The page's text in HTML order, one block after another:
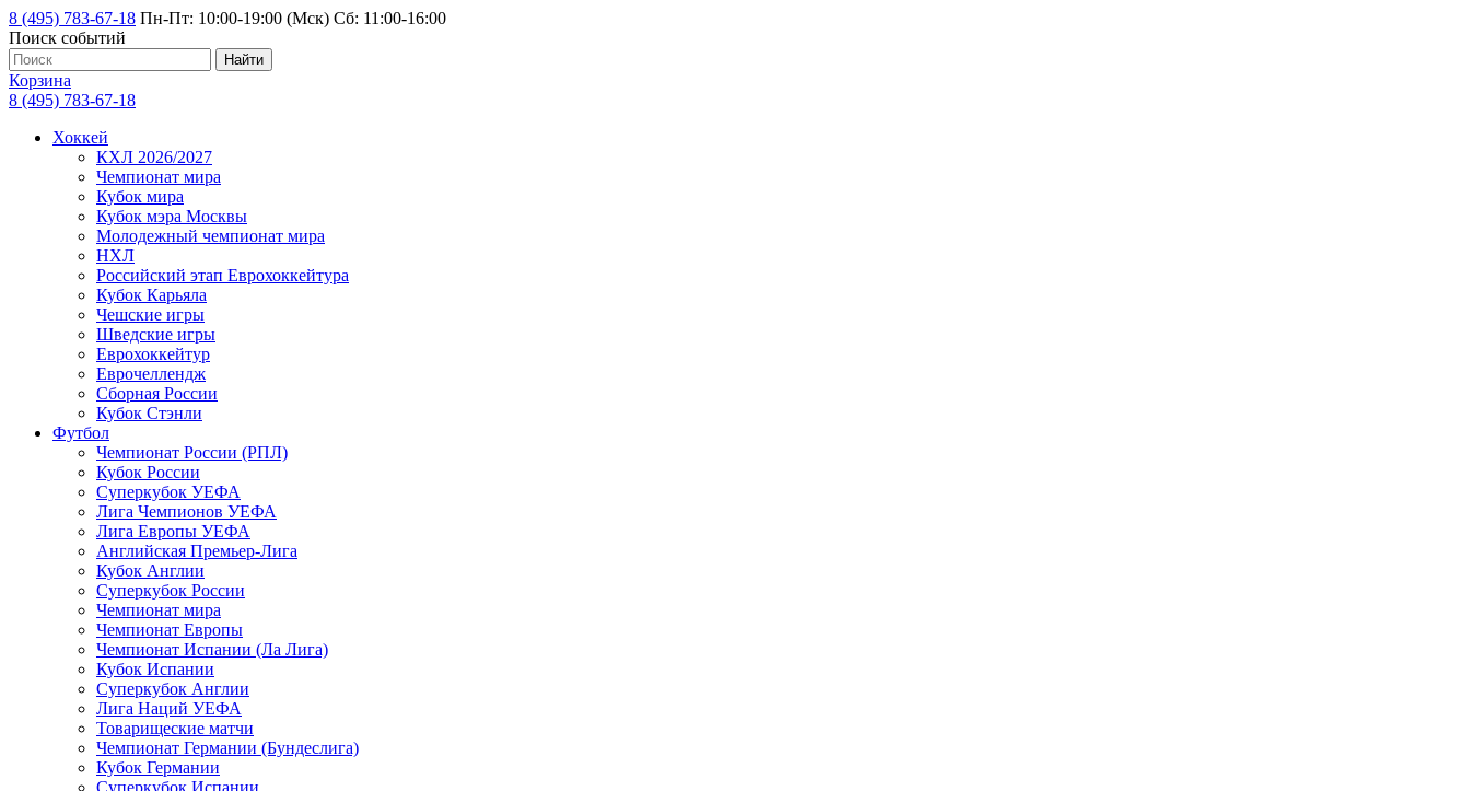
8 (495) 783-67-18 Пн-Пт: 10:00-19:00 (Мск) Сб: 11:00-16:00
Поиск событий
Найти
Корзина
8 (495) 783-67-18
Хоккей
КХЛ 2026/2027
Чемпионат мира
Кубок мира
Кубок мэра Москвы
Молодежный чемпионат мира
НХЛ
Российский этап Еврохоккейтура
Кубок Карьяла
Чешские игры
Шведские игры
Еврохоккейтур
Еврочеллендж
Сборная России
Кубок Стэнли
Футбол
Чемпионат России (РПЛ)
Кубок России
Суперкубок УЕФА
Лига Чемпионов УЕФА
Лига Европы УЕФА
Английская Премьер-Лига
Кубок Англии
Суперкубок России
Чемпионат мира
Чемпионат Европы
Чемпионат Испании (Ла Лига)
Кубок Испании
Суперкубок Англии
Лига Наций УЕФА
Товарищеские матчи
Чемпионат Германии (Бундеслига)
Кубок Германии
Суперкубок Испании